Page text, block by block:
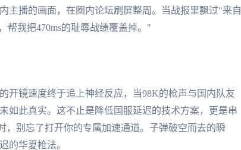
主播的画面，在圈内论坛刷屏整周。当战报里飘过"来自
帮我把470ms的耻辱战绩覆盖掉。"
开镜速度终于追上神经反应，当98K的枪声与国内队友
此真实。这不止是降低国服延迟的技术方案，更是串
别忘了打开你的专属加速通道。子弹破空而去的瞬
的华夏枪法。